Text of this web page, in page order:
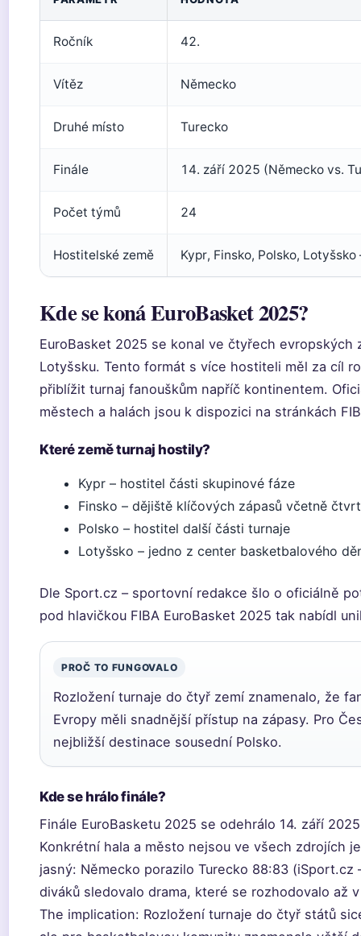
Ročník 42.
Vítěz Německo
Druhé místo Turecko
Finále 14. září 2025 (Německo vs.
Počet týmů 24
Hostitelské země Kypr, Finsko, Polsko,
Kde se koná EuroBasket 2025?
EuroBasket 2025 se konal ve čtyřech evropských
Lotyšsku. Tento formát s více hostiteli měl za cíl
přiblížit turnaj fanouškům napříč kontinentem.
městech a halách jsou k dispozici na stránkách
Které země turnaj hostily?
Kypr – hostitel části skupinové fáze
Finsko – dějiště klíčových zápasů včetně
Polsko – hostitel další části turnaje
Lotyšsko – jedno z center basketbalového
Dle Sport.cz – sportovní redakce šlo o oficiálně
pod hlavičkou FIBA EuroBasket 2025 tak nabídl
PROČ TO FUNGOVALO
Rozložení turnaje do čtyř zemí znamenalo, že
Evropy měli snadnější přístup na zápasy. Pro
nejbližší destinace sousední Polsko.
Kde se hrálo finále?
Finále EuroBasketu 2025 se odehrálo 14. září
Konkrétní hala a město nejsou ve všech zdrojích
jasný: Německo porazilo Turecko 88:83
diváků sledovalo drama, které se rozhodovalo až
The implication: Rozložení turnaje do čtyř států